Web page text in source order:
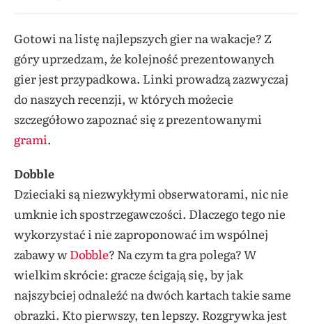
Gotowi na listę najlepszych gier na wakacje? Z
góry uprzedzam, że kolejność prezentowanych
gier jest przypadkowa. Linki prowadzą zazwyczaj
do naszych recenzji, w których możecie
szczegółowo zapoznać się z prezentowanymi
grami.
Dobble
Dzieciaki są niezwykłymi obserwatorami, nic nie
umknie ich spostrzegawczości. Dlaczego tego nie
wykorzystać i nie zaproponować im wspólnej
zabawy wDobble? Na czym ta gra polega? W
wielkim skrócie: gracze ścigają się, by jak
najszybciej odnaleźć na dwóch kartach takie same
obrazki. Kto pierwszy, ten lepszy. Rozgrywka jest